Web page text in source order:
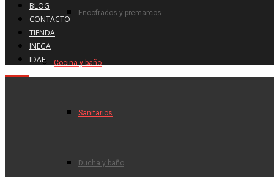
Encofrados y premarcos
Cocina y baño
Sanitarios
Ducha y baño
BLOG
CONTACTO
TIENDA
INEGA
IDAE